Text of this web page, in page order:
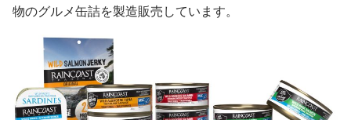
物のグルメ缶詰を製造販売しています。